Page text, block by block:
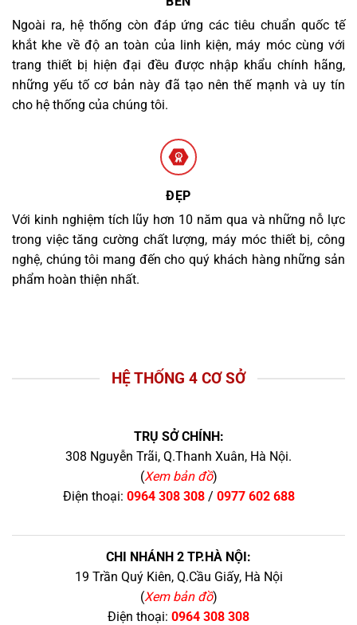
Ngoài ra, hệ thống còn đáp ứng các tiêu chuẩn quốc tế
khắt khe về độ an toàn của linh kiện, máy móc cùng với
trang thiết bị hiện đại đều được nhập khẩu chính hãng,
những yếu tố cơ bản này đã tạo nên thế mạnh và uy tín
cho hệ thống của chúng tôi.
ĐẸP
Với kinh nghiệm tích lũy hơn 10 năm qua và những nỗ lực
trong việc tăng cường chất lượng, máy móc thiết bị, công
nghệ, chúng tôi mang đến cho quý khách hàng những sản
phẩm hoàn thiện nhất.
HỆ THỐNG 4 CƠ SỞ
TRỤ SỞ CHÍNH:
308 Nguyễn Trãi, Q.Thanh Xuân, Hà Nội.
(Xem bản đồ)
Điện thoại: 0964 308 308/ 0977 602 688
CHI NHÁNH 2 TP.HÀ NỘI:
19 Trần Quý Kiên, Q.Cầu Giấy, Hà Nội
(Xem bản đồ)
Điện thoại: 0964 308 308